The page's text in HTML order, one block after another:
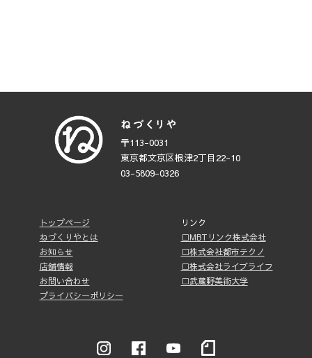
〒113-0031
東京都文京区根津2丁目22-10
03-5809-0326
トップページ
ねづくりやとは
お知らせ
店舗情報
お問い合わせ
プライバシーポリシー
リンク
□MBTリンク株式会社
□株式会社都市テクノ
□株式会社ライブライフ
□武蔵野美術大学